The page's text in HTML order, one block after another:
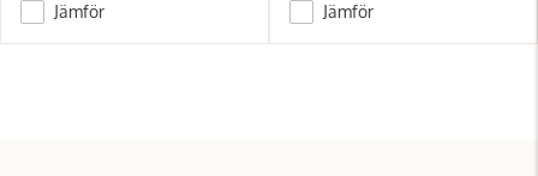
Jämför Jämför